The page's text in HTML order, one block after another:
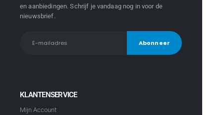
en aanbiedingen. Schrijf je vandaag nog in voor de
nieuwsbrief.
KLANTENSERVICE
Mijn Account